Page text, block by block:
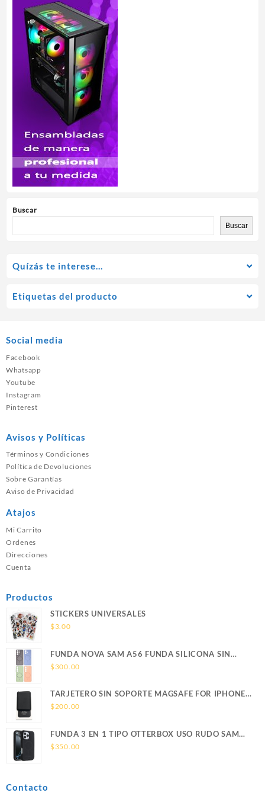
Buscar
Buscar
Quízás te interese…
Etiquetas del producto
Social media
Facebook
Whatsapp
Youtube
Instagram
Pinterest
Avisos y Políticas
Términos y Condiciones
Política de Devoluciones
Sobre Garantías
Aviso de Privacidad
Atajos
Mi Carrito
Ordenes
Direcciones
Cuenta
Productos
STICKERS UNIVERSALES
$3.00
FUNDA NOVA SAM A56 FUNDA SILICONA SIN
SOPORTE MAGNETICO SAMSUNG
$300.00
TARJETERO SIN SOPORTE MAGSAFE FOR IPHONE
LEATHER WALLET MAGSAFE
$200.00
FUNDA 3 EN 1 TIPO OTTERBOX USO RUDO SAM
S26 ULTRA SAMSUNG S26 ULTRA
$350.00
Contacto